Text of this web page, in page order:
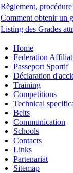
Règlement,
Comment obtenir un
Listing des Grades
Home
Federation
Passeport Sportif
Déclaration
Training
Competitions
Technical
Belts
Communication
Schools
Contacts
Links
Partenariat
Sitemap